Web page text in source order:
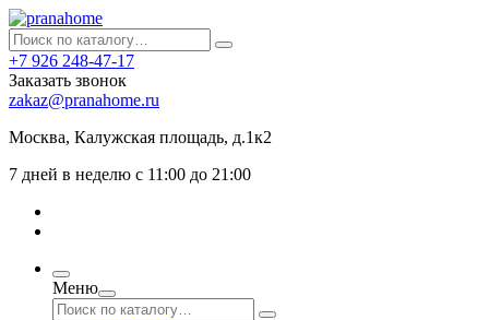
+7 926 248-47-17
Заказать звонок
zakaz@pranahome.ru
Москва, Калужская площадь, д.1к2
7 дней в неделю с 11:00 до 21:00
Меню